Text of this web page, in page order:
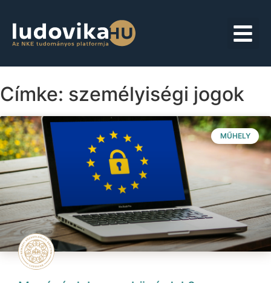
Címke: személyiségi jogok
MŰHELY